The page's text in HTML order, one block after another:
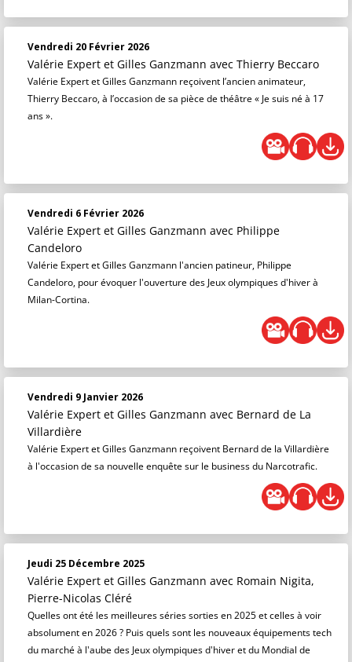
Vendredi 20 Février 2026
Valérie Expert et Gilles Ganzmann avec Thierry Beccaro
Valérie Expert et Gilles Ganzmann reçoivent l’ancien animateur,
Thierry Beccaro, à l’occasion de sa pièce de théâtre « Je suis né à 17
ans ».
Vendredi 6 Février 2026
Valérie Expert et Gilles Ganzmann avec Philippe
Candeloro
Valérie Expert et Gilles Ganzmann l'ancien patineur, Philippe
Candeloro, pour évoquer l'ouverture des Jeux olympiques d'hiver à
Milan-Cortina.
Vendredi 9 Janvier 2026
Valérie Expert et Gilles Ganzmann avec Bernard de La
Villardière
Valérie Expert et Gilles Ganzmann reçoivent Bernard de la Villardière
à l'occasion de sa nouvelle enquête sur le business du Narcotrafic.
Jeudi 25 Décembre 2025
Valérie Expert et Gilles Ganzmann avec Romain Nigita,
Pierre-Nicolas Cléré
Quelles ont été les meilleures séries sorties en 2025 et celles à voir
absolument en 2026 ? Puis quels sont les nouveaux équipements tech
du marché à l'aube des Jeux olympiques d'hiver et du Mondial de